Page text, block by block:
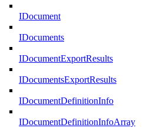
IDocument
IDocuments
IDocumentExportResults
IDocumentsExportResults
IDocumentDefinitionInfo
IDocumentDefinitionInfoArray